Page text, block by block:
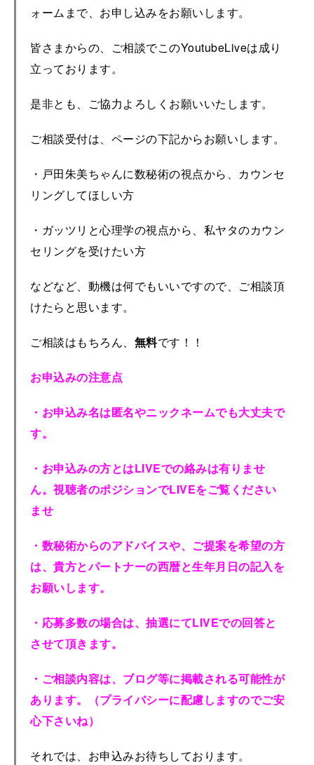
ォームまで、お申し込みをお願いします。
皆さまからの、ご相談でこのYoutubeLiveは成り
立っております。
是非とも、ご協力よろしくお願いいたします。
ご相談受付は、ページの下記からお願いします。
・戸田朱美ちゃんに数秘術の視点から、カウンセ
リングしてほしい方
・ガッツリと心理学の視点から、私ヤタのカウン
セリングを受けたい方
などなど、動機は何でもいいですので、ご相談頂
けたらと思います。
ご相談はもちろん、 無料です！！
お申込みの注意点
・お申込み名は匿名やニックネームでも大丈夫で
す。
・お申込みの方とはLIVEでの絡みは有りませ
ん。視聴者のポジションでLIVEをご覧ください
ませ
・数秘術からのアドバイスや、ご提案を希望の方
は、貴方とパートナーの西暦と生年月日の記入を
お願いします。
・応募多数の場合は、抽選にてLIVEでの回答と
させて頂きます。
・ご相談内容は、ブログ等に掲載される可能性が
あります。（プライバシーに配慮しますのでご安
心下さいね）
それでは、お申込みお待ちしております。